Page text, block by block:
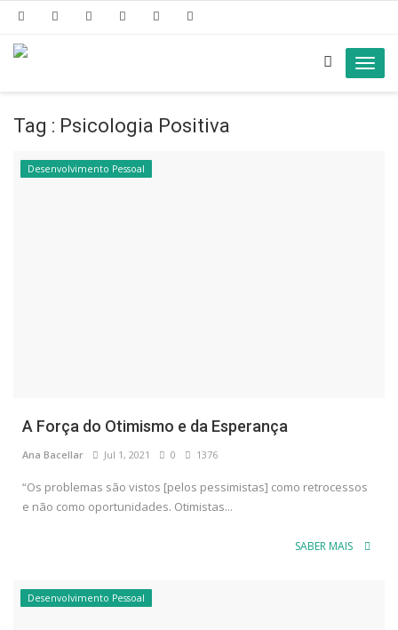
Tag : Psicologia Positiva
Desenvolvimento Pessoal
A Força do Otimismo e da Esperança
Ana Bacellar Jul 1, 2021 0 1376
“Os problemas são vistos [pelos pessimistas] como retrocessos
e não como oportunidades. Otimistas...
SABER MAIS
Desenvolvimento Pessoal